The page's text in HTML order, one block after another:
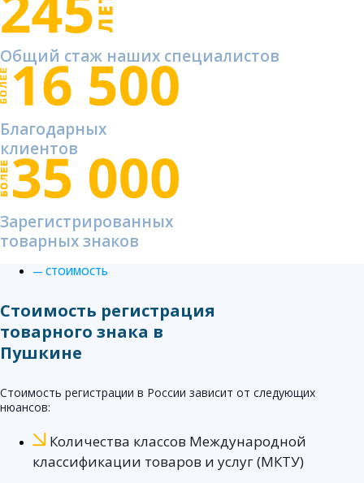
Общий стаж наших специалистов
Благодарных
клиентов
Зарегистрированных
товарных знаков
— СТОИМОСТЬ
Стоимость регистрация
товарного знака в
Пушкине
Стоимость регистрации в России зависит от следующих
нюансов:
Количества классов Международной
классификации товаров и услуг (МКТУ)